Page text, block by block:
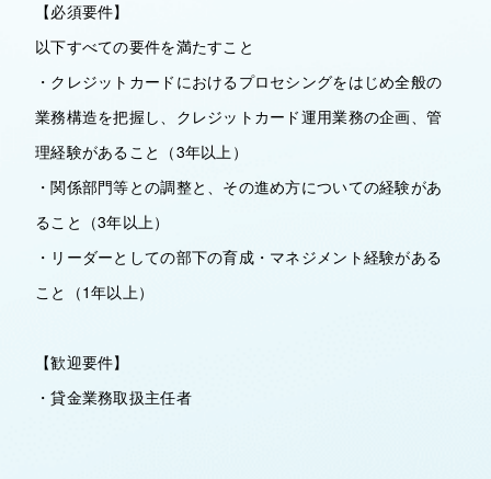
【必須要件】
以下すべての要件を満たすこと
・クレジットカードにおけるプロセシングをはじめ全般の
業務構造を把握し、クレジットカード運用業務の企画、管
理経験があること（3年以上）
・関係部門等との調整と、その進め方についての経験があ
ること（3年以上）
・リーダーとしての部下の育成・マネジメント経験がある
こと（1年以上）
【歓迎要件】
・貸金業務取扱主任者